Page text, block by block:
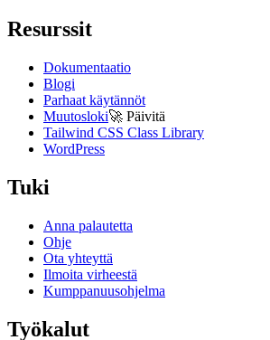
Resurssit
Dokumentaatio
Blogi
Parhaat käytännöt
Muutosloki🚀 Päivitä
Tailwind CSS Class Library
WordPress
Tuki
Anna palautetta
Ohje
Ota yhteyttä
Ilmoita virheestä
Kumppanuusohjelma
Työkalut